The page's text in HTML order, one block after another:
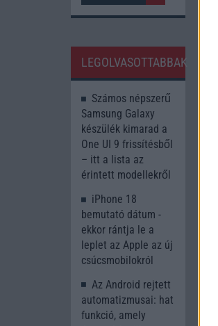
LEGOLVASOTTABBAK
Számos népszerű
Samsung Galaxy
készülék kimarad a
One UI 9 frissítésből
– itt a lista az
érintett modellekről
iPhone 18
bemutató dátum -
ekkor rántja le a
leplet az Apple az új
csúcsmobilokról
Az Android rejtett
automatizmusai: hat
funkció, amely